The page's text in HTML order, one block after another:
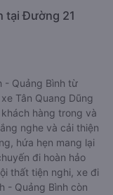
tại Đường 21
- Quảng Bình từ
Tân Quang Dũng
hàng trong và
nghe và cải thiện
hứa hẹn mang lại
đi hoàn hảo
thất tiện nghi, xe đi
- Quảng Bình còn